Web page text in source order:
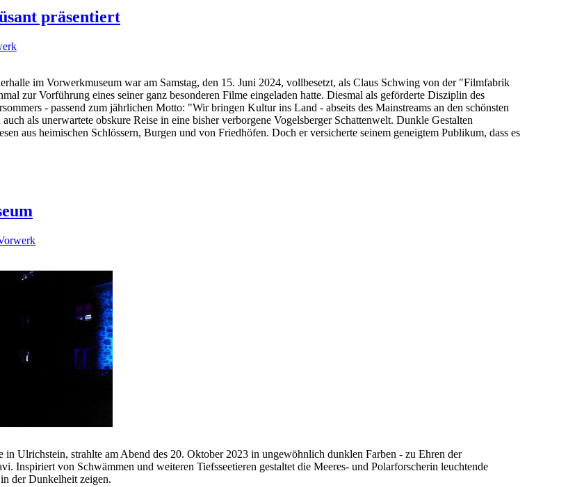
präsentiert
im Vorwerkmuseum war am Samstag, den 15. Juni 2024, vollbesetzt, als Claus Schwing von der "Filmfabrik
zur Vorführung eines seiner ganz besonderen Filme eingeladen hatte. Diesmal als geförderte Disziplin des
- passend zum jährlichen Motto: "Wir bringen Kultur ins Land - abseits des Mainstreams an den schönsten
als unerwartete obskure Reise in eine bisher verborgene Vogelsberger Schattenwelt. Dunkle Gestalten
aus heimischen Schlössern, Burgen und von Friedhöfen. Doch er versicherte seinem geneigtem Publikum, dass es
Ulrichstein, strahlte am Abend des 20. Oktober 2023 in ungewöhnlich dunklen Farben - zu Ehren der
Inspiriert von Schwämmen und weiteren Tiefsseetieren gestaltet die Meeres- und Polarforscherin leuchtende
der Dunkelheit zeigen.